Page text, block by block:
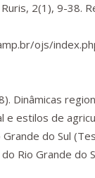
, 2(1), 9-38.
ojs/
Dinâmicas
e estilos de
do Sul
Rio Grande do